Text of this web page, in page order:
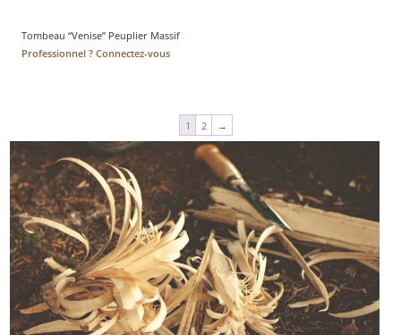
Tombeau “Venise” Peuplier Massif
Professionnel ? Connectez-vous
1 2 →